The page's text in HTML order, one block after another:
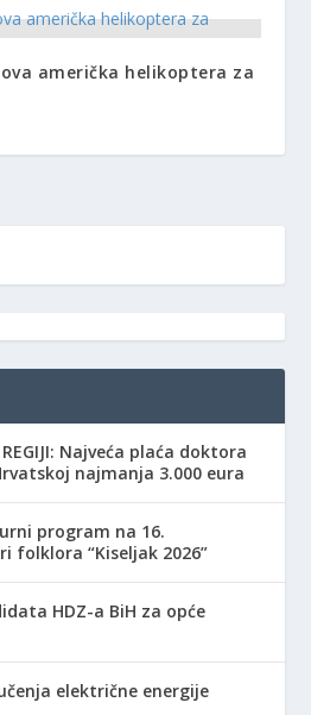
američka helikoptera za
REGIJI: Najveća plaća doktora
najmanja 3.000 eura
program na 16.
folklora “Kiseljak 2026”
HDZ-a BiH za opće
električne energije